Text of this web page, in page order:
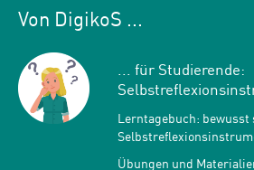
Von DigikoS ...
... für Studierende:
Lerntagebuch: bewusst
Übungen und